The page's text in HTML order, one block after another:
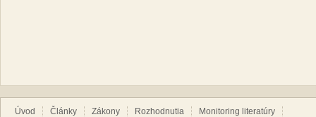
Úvod Články Zákony Rozhodnutia Monitoring literatúry